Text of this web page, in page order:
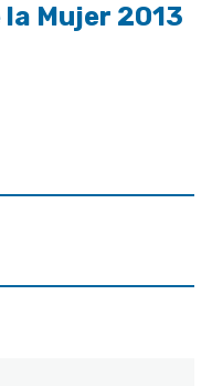
Mujer 2013